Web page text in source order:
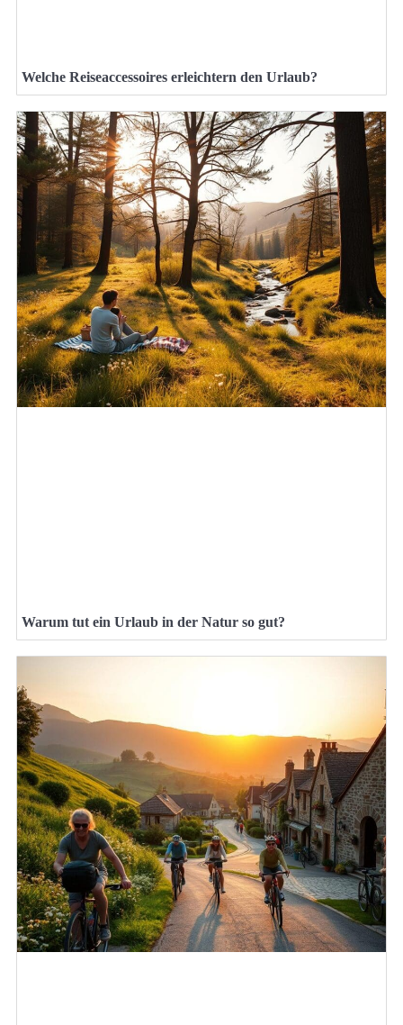
Welche Reiseaccessoires erleichtern den Urlaub?
Warum tut ein Urlaub in der Natur so gut?